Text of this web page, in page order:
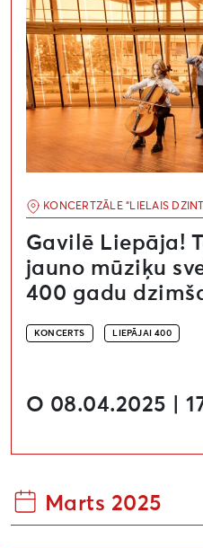
KONCERTZĀLE “LIELAIS
Gavilē Liepāja!
jauno mūziķu
400 gadu
KONCERTS LIEPĀJAI 400
O 08.04.2025 |
Marts 2025